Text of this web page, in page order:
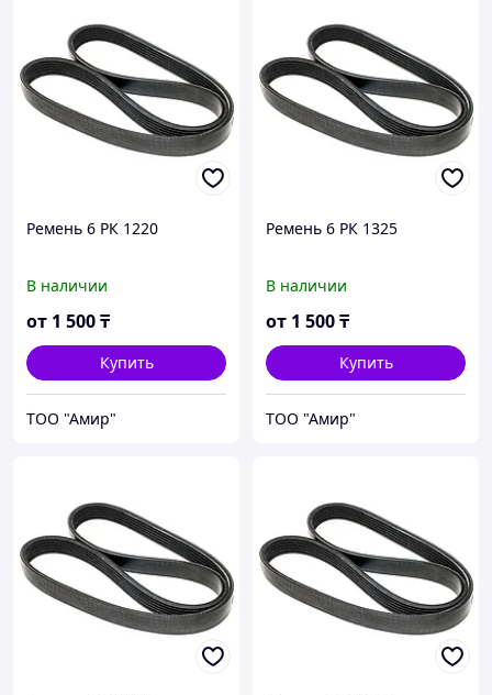
Ремень 6 РК 1220
В наличии
от 1 500₸
Купить
ТОО "Амир"
Ремень 6 РК 1325
В наличии
от 1 500₸
Купить
ТОО "Амир"